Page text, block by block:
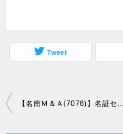
Tweet
投